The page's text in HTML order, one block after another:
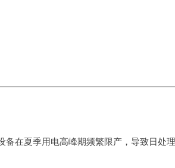
在夏季用电高峰期频繁限产，导致日处理